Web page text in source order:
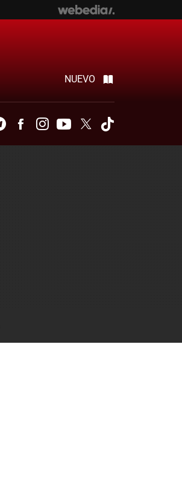
NUEVO
TelegramFacebookInstagramYoutubeTwitter